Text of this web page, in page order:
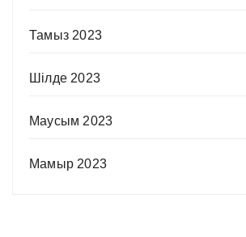
Тамыз 2023
Шілде 2023
Маусым 2023
Мамыр 2023